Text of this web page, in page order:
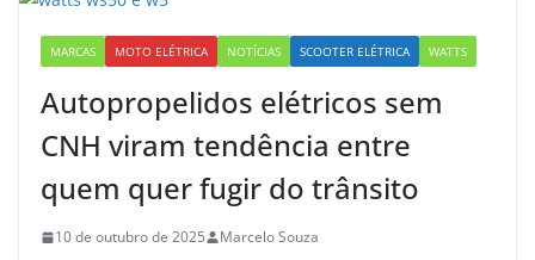
MARCAS MOTO ELÉTRICA NOTÍCIAS SCOOTER ELÉTRICA WATTS
Autopropelidos elétricos sem
CNH viram tendência entre
quem quer fugir do trânsito
10 de outubro de 2025 Marcelo Souza